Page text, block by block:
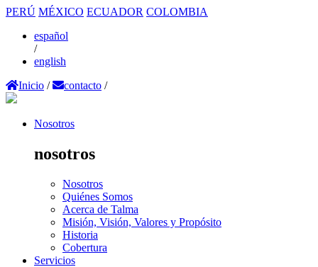
PERÚ MÉXICO ECUADOR COLOMBIA
español
/
english
Inicio / contacto /
Nosotros
nosotros
Nosotros
Quiénes Somos
Acerca de Talma
Misión, Visión, Valores y Propósito
Historia
Cobertura
Servicios